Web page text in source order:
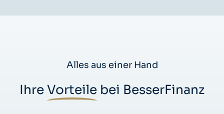
Alles aus einer Hand
IhreVorteile bei BesserFinanz